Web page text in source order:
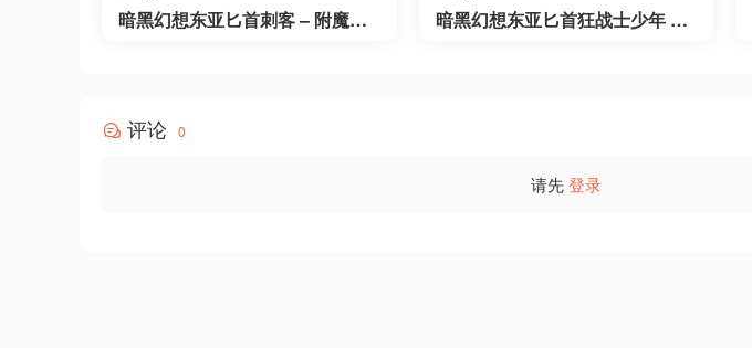
暗黑幻想东亚匕首刺客 – 附魔少
暗黑幻想东亚匕首狂战士少年 –
评论 0
请先登录